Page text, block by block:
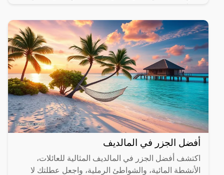
أفضل الجزر في المالديف
اكتشف أفضل الجزر في المالديف المثالية للعائلات،
الأنشطة المائية، والشواطئ الرملية، واجعل عطلتك لا